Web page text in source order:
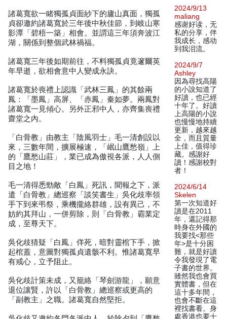
諸葛寬欲一睹獨孤貞面紗下的廬山真面，獨孤
貞卻邀約諸葛寬於三年後中秋佳節，到岐山寒
影潭「碧梧一築」相會。並謂這三年須奔波江
湖，關係到整個武林禍福。
諸葛寬三年後如期前往，不料獨孤貞竟邃爾英
年早逝，欲相會意中人變成永訣。
諸葛寬於喪禮上認識「武林三鳳」的其餘兩
鳳：「墨鳳」高屏、「赤鳳」秦如夢。兩鳳對
諸葛寬一見傾心。另外正邪中人，亦齊集喪禮
齋堂之內。
「白骨教」由教主「陰風羽士」毛一清創設以
來，三數年間，擴展極速，「岷山鷹愁嶺」上
的「鷹愁山莊」，業已成為傲視各派，人人側
目之地！
毛一清得悉勁敵「白鳳」死訊，聞報之下，派
遣「白骨教」總巡察「談笑書生」吳化歧率領
手下到來弔祭，乘機攏絡群雄，設有異己，不
妨約其拜山，一併剪除，則「白骨教」霸業定
成，至尊天下。
吳化歧猜疑「白鳳」佯死，暗對靈棺下手，掀
起棺蓋，意圖對獨孤貞遺骸不利。惟諸葛寬早
有戒心，立予阻止。
吳化歧計策未成，又籠絡「琴劍游龍」，願意
退位讓賢，許以「白骨教」總巡察或更高的
「副教主」之職。諸葛寬自然堅拒。
2024/9/13
maliang
感谢好读，无
私的分享，伴
我成长，感动
到我泪流。
2024/9/7
Ashley
因為尋找高陽
的小說知道了
好讀，也已經
十年了。好讀
上高陽的小說
也慢慢地持續
更新，越來越
全，而且質量
上佳，值得珍
藏。感謝好
讀！感謝校對
者！
2024/6/14
Skelen
第一次知道好
讀是在2011
年，還記得那
時身在外國的
我要找<那些
年>是十分困
難，就是好讀
令我發現了電
子書的世界。
雖然我也會買
實體書，但在
這十多年間，
也會不斷在這
裡找書看。身
處香港也要十